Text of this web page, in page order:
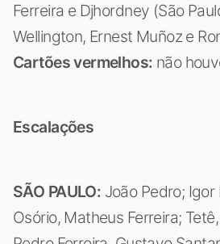
Ferreira e Djhordney (São
Wellington, Ernest Muñoz e
Cartões vermelhos: não
Escalações
SÃO PAULO: João Pedro;
Osório, Matheus Ferreira;